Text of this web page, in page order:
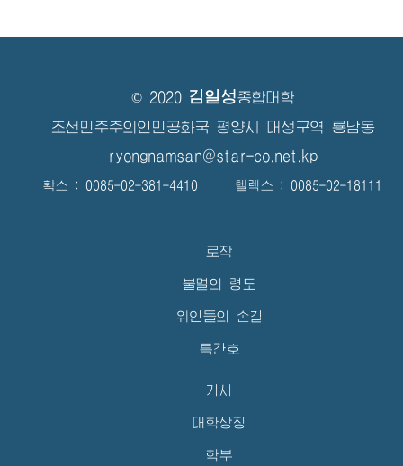
© 2020 김일성종합대학
조선민주주의인민공화국 평양시 대성구역 룡남동
ryongnamsan@star-co.net.kp
확스 : 0085-02-381-4410 텔렉스 : 0085-02-18111
로작
불멸의 령도
위인들의 손길
특간호
기사
대학상징
학부